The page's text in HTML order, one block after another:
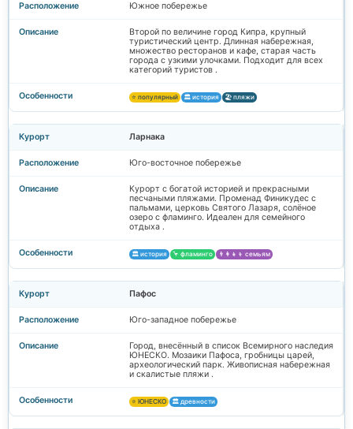
Южное побережье
Второй по величине город Кипра, крупный
туристический центр. Длинная набережная,
множество ресторанов и кафе, старая часть
города с узкими улочками. Подходит для всех
категорий туристов .
⭐ популярный 🏛️ история 🏖️ пляжи
Ларнака
Юго-восточное побережье
Курорт с богатой историей и прекрасными
песчаными пляжами. Променад Финикудес с
пальмами, церковь Святого Лазаря, солёное
озеро с фламинго. Идеален для семейного
отдыха .
🏛️ история 🦩 фламинго 👨‍👩‍👧‍👦 семьям
Пафос
Юго-западное побережье
Город, внесённый в список Всемирного наследия
ЮНЕСКО. Мозаики Пафоса, гробницы царей,
археологический парк. Живописная набережная
и скалистые пляжи .
⭐ ЮНЕСКО 🏛️ древности